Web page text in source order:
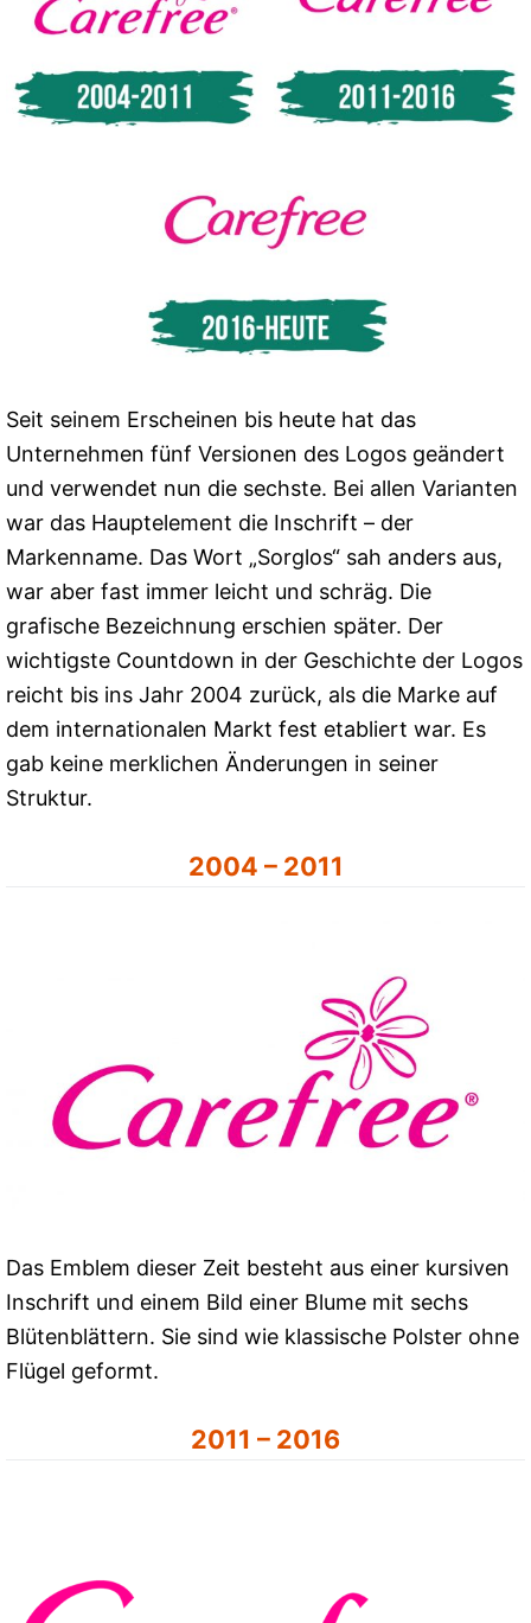
Seit seinem Erscheinen bis heute hat das
Unternehmen fünf Versionen des Logos geändert
und verwendet nun die sechste. Bei allen Varianten
war das Hauptelement die Inschrift – der
Markenname. Das Wort „Sorglos“ sah anders aus,
war aber fast immer leicht und schräg. Die
grafische Bezeichnung erschien später. Der
wichtigste Countdown in der Geschichte der Logos
reicht bis ins Jahr 2004 zurück, als die Marke auf
dem internationalen Markt fest etabliert war. Es
gab keine merklichen Änderungen in seiner
Struktur.
2004 – 2011
Das Emblem dieser Zeit besteht aus einer kursiven
Inschrift und einem Bild einer Blume mit sechs
Blütenblättern. Sie sind wie klassische Polster ohne
Flügel geformt.
2011 – 2016